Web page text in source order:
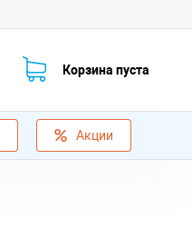
Корзина пуста
Акции